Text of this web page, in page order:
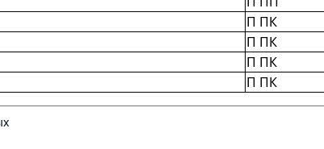
П ПК
П ПК
П ПК
П ПК